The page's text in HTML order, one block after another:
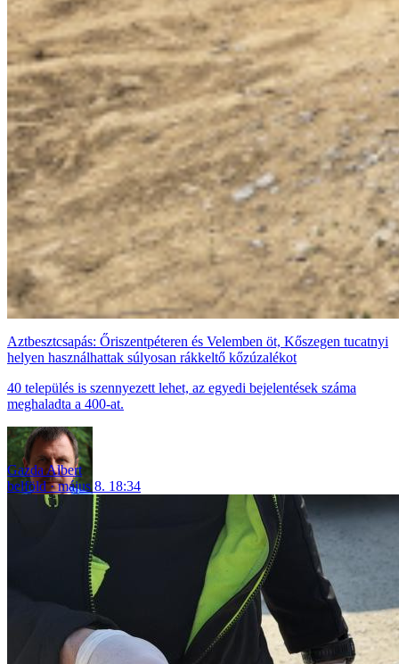
Aztbesztcsapás: Őriszentpéteren és Velemben öt, Kőszegen tucatnyi
helyen használhattak súlyosan rákkeltő kőzúzalékot
40 település is szennyezett lehet, az egyedi bejelentések száma
meghaladta a 400-at.
Gazda Albert
belföld
május 8. 18:34